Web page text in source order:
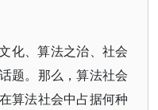
化、算法之治、社会
题。那么，算法社会
算法社会中占据何种